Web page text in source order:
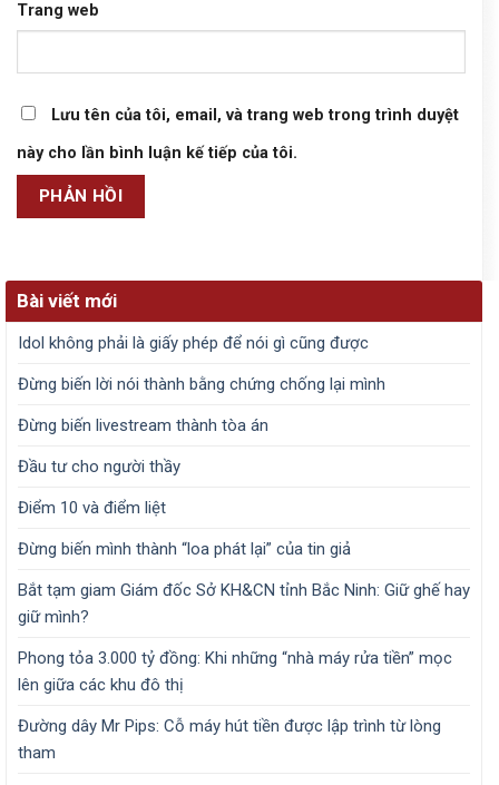
Trang web
Lưu tên của tôi, email, và trang web trong trình duyệt
này cho lần bình luận kế tiếp của tôi.
Bài viết mới
Idol không phải là giấy phép để nói gì cũng được
Đừng biến lời nói thành bằng chứng chống lại mình
Đừng biến livestream thành tòa án
Đầu tư cho người thầy
Điểm 10 và điểm liệt
Đừng biến mình thành “loa phát lại” của tin giả
Bắt tạm giam Giám đốc Sở KH&CN tỉnh Bắc Ninh: Giữ ghế hay
giữ mình?
Phong tỏa 3.000 tỷ đồng: Khi những “nhà máy rửa tiền” mọc
lên giữa các khu đô thị
Đường dây Mr Pips: Cỗ máy hút tiền được lập trình từ lòng
tham